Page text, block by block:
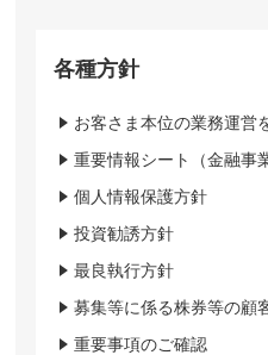
各種方針
お客さま本位の業務運営
重要情報シート（金融事
個人情報保護方針
投資勧誘方針
最良執行方針
募集等に係る株券等の顧
重要事項のご確認